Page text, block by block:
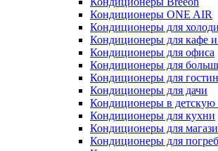
Кондиционеры ONE AIR
Кондиционеры для
Кондиционеры для кафе и
Кондиционеры для офиса
Кондиционеры для
Кондиционеры для
Кондиционеры для дачи
Кондиционеры в детскую
Кондиционеры для кухни
Кондиционеры для
Кондиционеры для